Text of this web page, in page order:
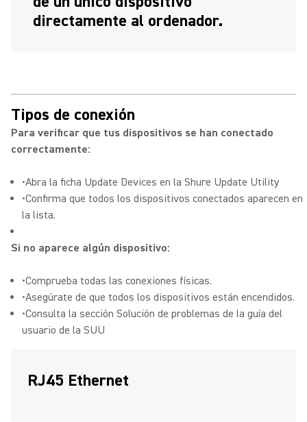
directamente al ordenador.
Tipos de conexión
Para verificar que tus dispositivos se han conectado
correctamente:
•Abra la ficha Update Devices en la Shure Update Utility
•Confirma que todos los dispositivos conectados aparecen en
la lista.
Si no aparece algún dispositivo:
•Comprueba todas las conexiones físicas.
•Asegúrate de que todos los dispositivos están encendidos.
•Consulta la sección Solución de problemas de la guía del
usuario de la SUU
RJ45 Ethernet